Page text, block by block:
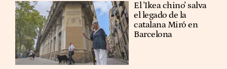
El 'Ikea chino' salva
el legado de la
catalana Miró en
Barcelona